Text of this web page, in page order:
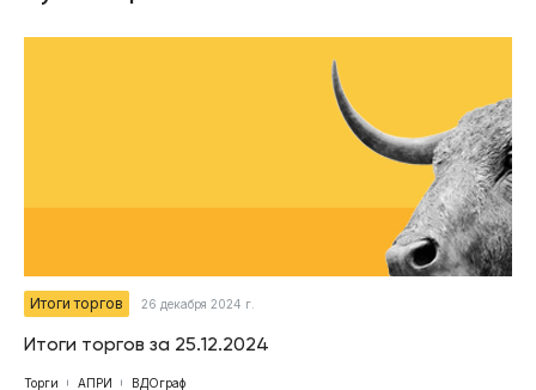
Итоги торгов 26 декабря 2024 г.
Итоги торгов за 25.12.2024
Торги АПРИ ВДОграф